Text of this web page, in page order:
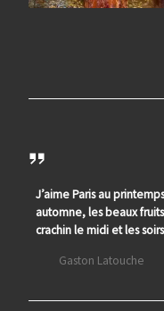
J’aime Paris au
automne, les beaux
crachin le midi et les
Gaston Latouche